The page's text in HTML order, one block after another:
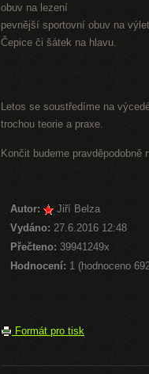
obuv na lezení
pevnější sportovní obuv na
Čepice či šátek na hlavu.
Letos se soustředíme na
trochou teorie a praxe.
Končit budeme pravděpodobně
Autor:
Jiří Belza
Vydáno: 27.6.2016 12:48
Přečteno: 39941249x
Hodnocení: 1 (hodnoceno
Formát pro tisk